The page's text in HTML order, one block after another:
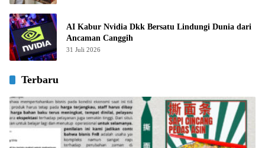
AI Kabur Nvidia Dkk Bersatu Lindungi Dunia dari
Ancaman Canggih
31 Juli 2026
Terbaru